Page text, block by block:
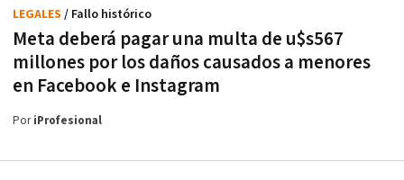
Meta deberá pagar una multa de u$s567
millones por los daños causados a menores
en Facebook e Instagram
LEGALES / Fallo histórico
PoriProfesional